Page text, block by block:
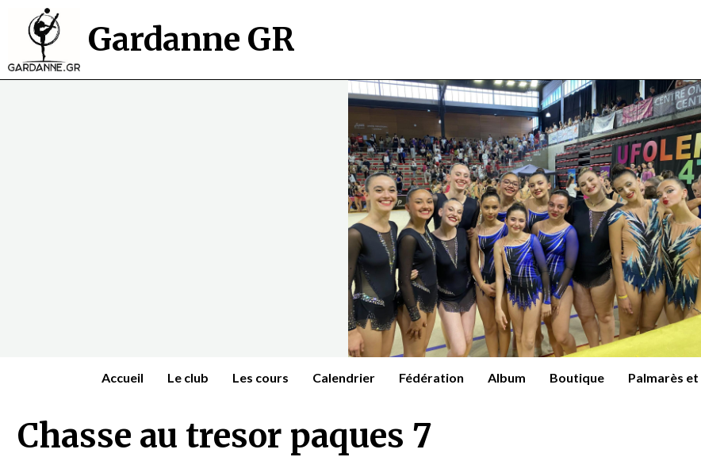
Gardanne GR
Accueil Le club Les cours Calendrier Fédération Album Boutique Palmarès
Chasse au tresor paques 7